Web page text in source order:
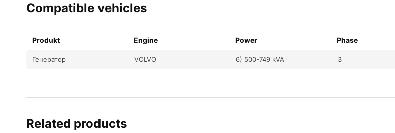
Compatible vehicles
Produkt Engine Power Phase
Генератор VOLVO 6) 500-749 kVA 3
Related products